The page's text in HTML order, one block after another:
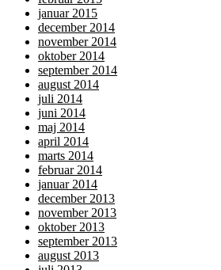
januar 2015
december 2014
november 2014
oktober 2014
september 2014
august 2014
juli 2014
juni 2014
maj 2014
april 2014
marts 2014
februar 2014
januar 2014
december 2013
november 2013
oktober 2013
september 2013
august 2013